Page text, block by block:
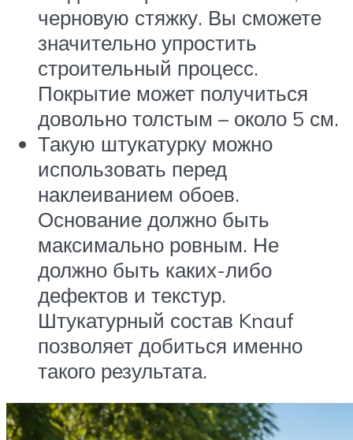
черновую стяжку. Вы сможете
значительно упростить
строительный процесс.
Покрытие может получиться
довольно толстым – около 5 см.
Такую штукатурку можно
использовать перед
наклеиванием обоев.
Основание должно быть
максимально ровным. Не
должно быть каких-либо
дефектов и текстур.
Штукатурный состав Knauf
позволяет добиться именно
такого результата.